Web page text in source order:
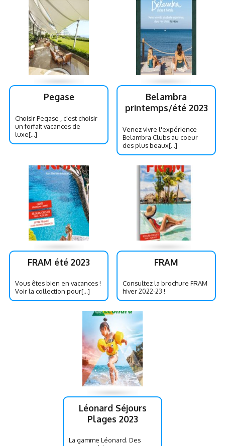
Pegase
Choisir Pegase , c'est choisir
un forfait vacances de
luxe[...]
Belambra
printemps/été 2023
Venez vivre l'expérience
Belambra Clubs au coeur
des plus beaux[...]
FRAM été 2023
Vous êtes bien en vacances !
Voir la collection pour[...]
FRAM
Consultez la brochure FRAM
hiver 2022-23 !
Léonard Séjours
Plages 2023
La gamme Léonard. Des